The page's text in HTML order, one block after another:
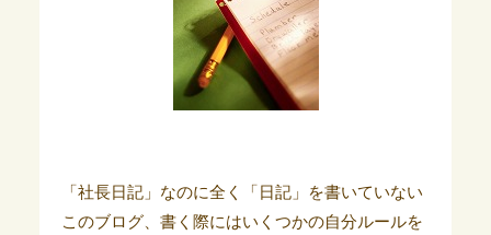
「社長日記」なのに全く「日記」を書いていない
このブログ、書く際にはいくつかの自分ルールを